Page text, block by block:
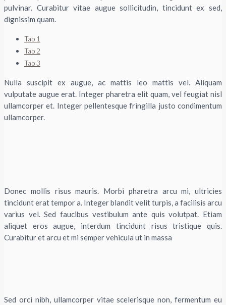
pulvinar. Curabitur vitae augue sollicitudin, tincidunt ex sed,
dignissim quam.
Tab 1
Tab 2
Tab 3
Nulla suscipit ex augue, ac mattis leo mattis vel. Aliquam
vulputate augue erat. Integer pharetra elit quam, vel feugiat nisl
ullamcorper et. Integer pellentesque fringilla justo condimentum
ullamcorper.
Donec mollis risus mauris. Morbi pharetra arcu mi, ultricies
tincidunt erat tempor a. Integer blandit velit turpis, a facilisis arcu
varius vel. Sed faucibus vestibulum ante quis volutpat. Etiam
aliquet eros augue, interdum tincidunt risus tristique quis.
Curabitur et arcu et mi semper vehicula ut in massa
Sed orci nibh, ullamcorper vitae scelerisque non, fermentum eu